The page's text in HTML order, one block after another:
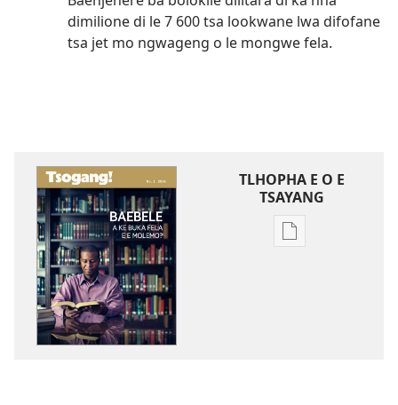
dimilione di le 7 600 tsa lookwane lwa difofane
tsa jet mo ngwageng o le mongwe fela.
TLHOPHA E O E
TSAYANG
Ditsela